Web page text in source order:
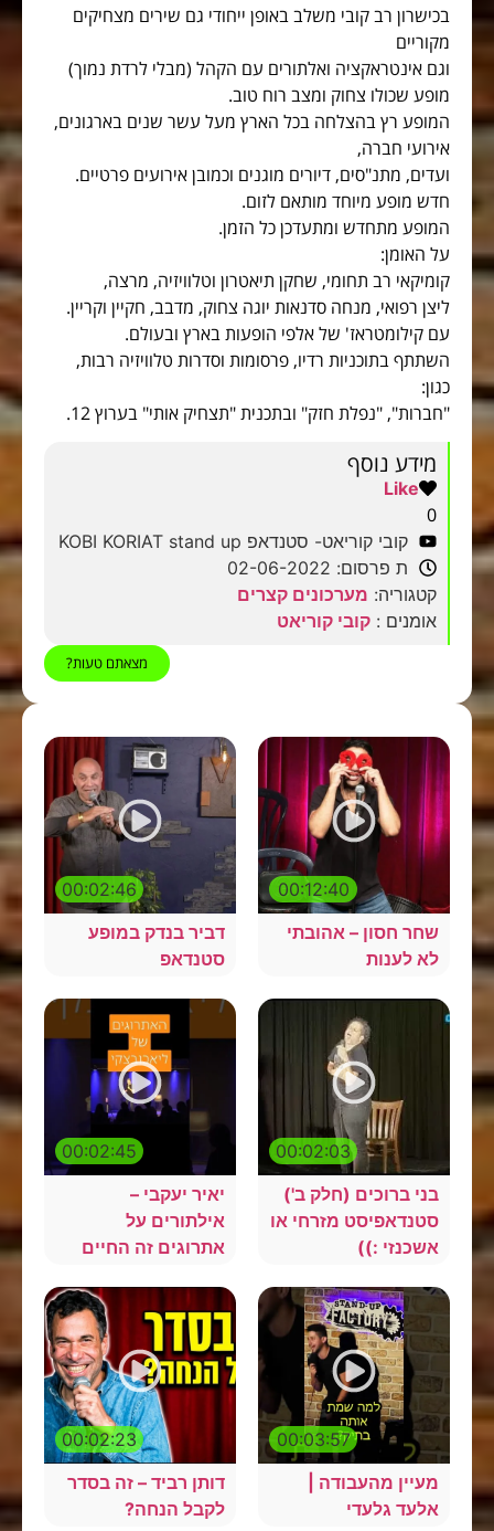
בכישרון רב קובי משלב באופן ייחודי גם שירים מצחיקים
מקוריים
וגם אינטראקציה ואלתורים עם הקהל (מבלי לרדת נמוך)
מופע שכולו צחוק ומצב רוח טוב.
​המופע רץ בהצלחה בכל הארץ מעל עשר שנים בארגונים,
אירועי חברה,
ועדים, מתנ"סים, דיורים מוגנים וכמובן אירועים פרטיים.
חדש מופע מיוחד מותאם לזום.
המופע מתחדש ומתעדכן כל הזמן.
על האומן:
קומיקאי רב תחומי, שחקן תיאטרון וטלוויזיה, מרצה,
ליצן רפואי, מנחה סדנאות יוגה צחוק, מדבב, חקיין וקריין.
עם קילומטראז' של אלפי הופעות בארץ ובעולם.
השתתף בתוכניות רדיו, פרסומות וסדרות טלוויזיה רבות,
כגון:
"חברות", "נפלת חזק" ובתכנית "תצחיק אותי" בערוץ 12.
מידע נוסף
Like
0
קובי קוריאט- סטנדאפ KOBI KORIAT stand up
ת פרסום: 02-06-2022
קטגוריה: מערכונים קצרים
אומנים : קובי קוריאט
מצאתם טעות?
00:12:40
שחר חסון – אהובתי
לא לענות
00:02:46
דביר בנדק במופע
סטנדאפ
00:02:03
בני ברוכים (חלק ב')
סטנדאפיסט מזרחי או
אשכנזי :))
00:02:45
יאיר יעקבי –
אילתורים על
אתרוגים זה החיים
00:03:57
מעיין מהעבודה |
אלעד גלעדי
00:02:23
דותן רביד – זה בסדר
לקבל הנחה?